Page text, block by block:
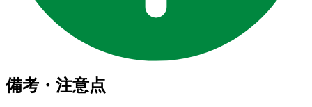
備考・注意点